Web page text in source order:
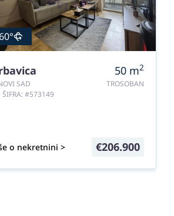
SAD
ŠIFRA: #573149
50 m2
TROSOBAN
o nekretnini > €206.900